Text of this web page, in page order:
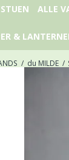
ALLE
&
/ du MILDE /